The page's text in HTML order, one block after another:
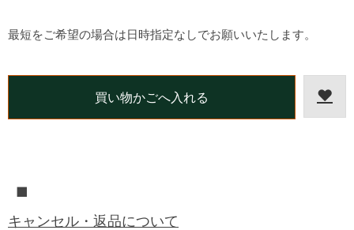
■
キャンセル・返品について
最短をご希望の場合は日時指定なしでお願いいたします。